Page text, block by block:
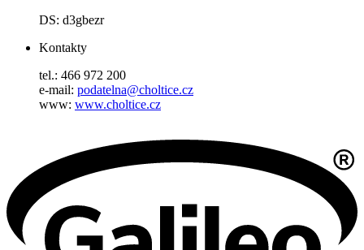
DS: d3gbezr
Kontakty
tel.: 466 972 200
e-mail: podatelna@choltice.cz
www: www.choltice.cz